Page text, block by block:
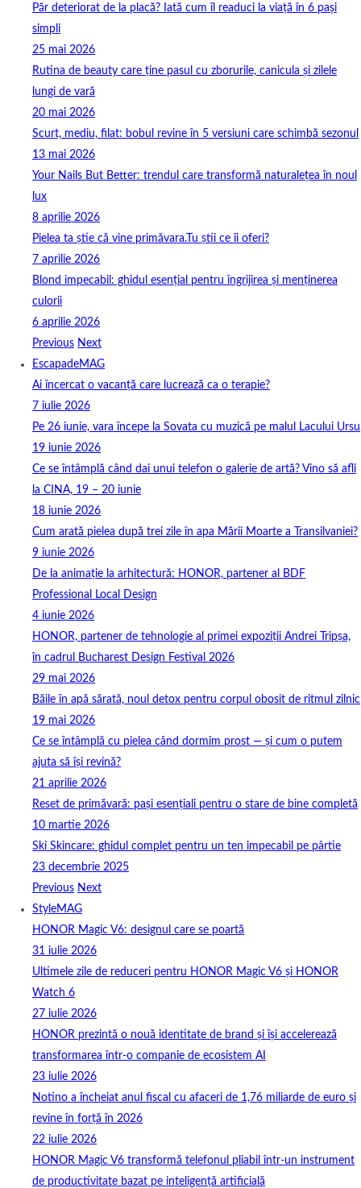
Păr deteriorat de la placă? Iată cum îl readuci la viață în 6 pași
simpli
25 mai 2026
Rutina de beauty care ține pasul cu zborurile, canicula și zilele
lungi de vară
20 mai 2026
Scurt, mediu, filat: bobul revine în 5 versiuni care schimbă sezonul
13 mai 2026
Your Nails But Better: trendul care transformă naturalețea în noul
lux
8 aprilie 2026
Pielea ta știe că vine primăvara.Tu știi ce îi oferi?
7 aprilie 2026
Blond impecabil: ghidul esențial pentru îngrijirea și menținerea
culorii
6 aprilie 2026
Previous Next
EscapadeMAG
Ai încercat o vacanță care lucrează ca o terapie?
7 iulie 2026
Pe 26 iunie, vara începe la Sovata cu muzică pe malul Lacului Ursu
19 iunie 2026
Ce se întâmplă când dai unui telefon o galerie de artă? Vino să afli
la CINA, 19 – 20 iunie
18 iunie 2026
Cum arată pielea după trei zile în apa Mării Moarte a Transilvaniei?
9 iunie 2026
De la animație la arhitectură: HONOR, partener al BDF
Professional Local Design
4 iunie 2026
HONOR, partener de tehnologie al primei expoziții Andrei Tripșa,
în cadrul Bucharest Design Festival 2026
29 mai 2026
Băile în apă sărată, noul detox pentru corpul obosit de ritmul zilnic
19 mai 2026
Ce se întâmplă cu pielea când dormim prost — și cum o putem
ajuta să își revină?
21 aprilie 2026
Reset de primăvară: pași esențiali pentru o stare de bine completă
10 martie 2026
Ski Skincare: ghidul complet pentru un ten impecabil pe pârtie
23 decembrie 2025
Previous Next
StyleMAG
HONOR Magic V6: designul care se poartă
31 iulie 2026
Ultimele zile de reduceri pentru HONOR Magic V6 și HONOR
Watch 6
27 iulie 2026
HONOR prezintă o nouă identitate de brand și își accelerează
transformarea într-o companie de ecosistem AI
23 iulie 2026
Notino a încheiat anul fiscal cu afaceri de 1,76 miliarde de euro și
revine în forță în 2026
22 iulie 2026
HONOR Magic V6 transformă telefonul pliabil într-un instrument
de productivitate bazat pe inteligență artificială